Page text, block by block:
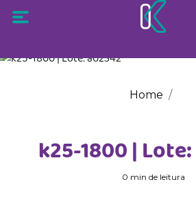
Home
k25-1800 |
0 min de leitura